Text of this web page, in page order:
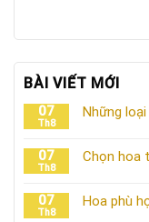
BÀI VIẾT MỚI
07
Th8
Những
07
Th8
Chọn hoa
07
Th8
Hoa phù